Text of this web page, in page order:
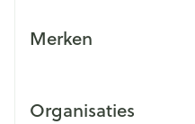
Merken
Organisaties